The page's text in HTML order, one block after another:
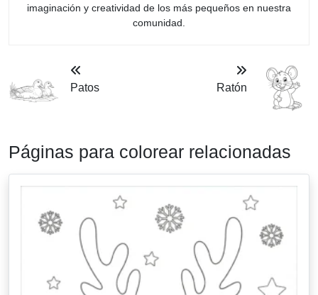
imaginación y creatividad de los más pequeños en nuestra
comunidad.
Patos Ratón
Páginas para colorear relacionadas